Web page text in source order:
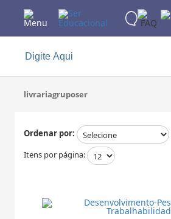
livrariagruposer
Ordenar por:
Itens por página: